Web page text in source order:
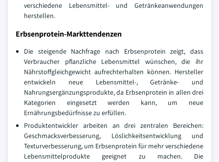
verschiedene Lebensmittel- und Getränkeanwendungen
herstellen.
Erbsenprotein-Markttendenzen
Die steigende Nachfrage nach Erbsenprotein zeigt, dass
Verbraucher pflanzliche Lebensmittel wünschen, die ihr
Nährstoffgleichgewicht aufrechterhalten können. Hersteller
entwickeln neue Lebensmittel-, Getränke- und
Nahrungsergänzungsprodukte, da Erbsenprotein in allen drei
Kategorien eingesetzt werden kann, um neue
Ernährungsbedürfnisse zu erfüllen.
Produktentwickler arbeiten an drei zentralen Bereichen:
Geschmacksverbesserung, Löslichkeitsentwicklung und
Texturverbesserung, um Erbsenprotein für mehr verschiedene
Lebensmittelprodukte geeignet zu machen. Die